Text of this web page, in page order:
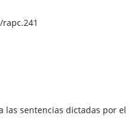
las sentencias dictadas por el